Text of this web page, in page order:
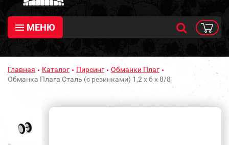
МЕНЮ
Главная Каталог Пирсинг
Обманки Плаг
Обманка Плага Сталь (с резинками) 1,2 х 6 х 8/8